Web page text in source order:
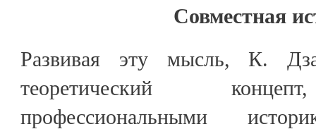
Совместная
Развивая эту мысль, К.
теоретический
профессиональными